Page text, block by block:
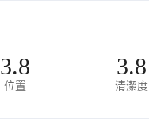
3.8
位置
3.8
清潔度